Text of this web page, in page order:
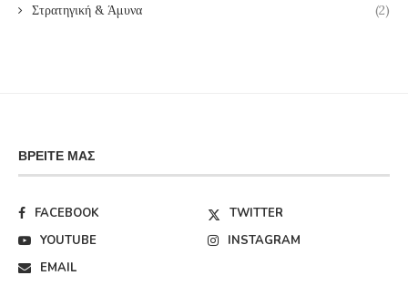
Στρατηγική & Άμυνα (2)
ΒΡΕΊΤΕ ΜΑΣ
FACEBOOK
TWITTER
YOUTUBE
INSTAGRAM
EMAIL